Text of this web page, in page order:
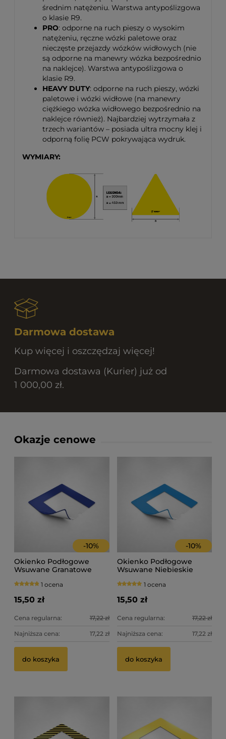
średnim natężeniu. Warstwa antypoślizgowa
o klasie R9.
PRO: odporne na ruch pieszy o wysokim
natężeniu, ręczne wózki paletowe oraz
nieczęste przejazdy wózków widłowych (nie
są odporne na manewry wózka bezpośrednio
na naklejce). Warstwa antypoślizgowa o
klasie R9.
HEAVY DUTY: odporne na ruch pieszy, wózki
paletowe i wózki widłowe (na manewry
ciężkiego wózka widłowego bezpośrednio na
naklejce również). Najbardziej wytrzymała z
trzech wariantów – posiada ultra mocny klej i
odporną folię PCW pokrywająca wydruk.
WYMIARY:
Darmowa dostawa
Kup więcej i oszczędzaj więcej!
Darmowa dostawa (Kurier) już od
1 000,00 zł.
Okazje cenowe
-10%
Okienko Podłogowe
Wsuwane Granatowe
1 ocena
15,50 zł
Cena regularna: 17,22 zł
Najniższa cena: 17,22 zł
do koszyka
-10%
Okienko Podłogowe
Wsuwane Niebieskie
1 ocena
15,50 zł
Cena regularna: 17,22 zł
Najniższa cena: 17,22 zł
do koszyka